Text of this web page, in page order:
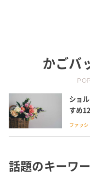
かごバ
ショ
すめ
クラ
ファッ
話題のキーワ